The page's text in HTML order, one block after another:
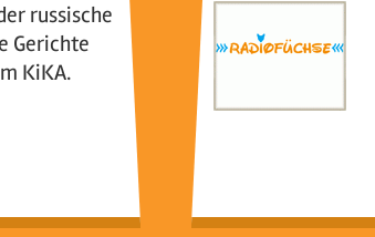
russische
Gerichte
KiKA.